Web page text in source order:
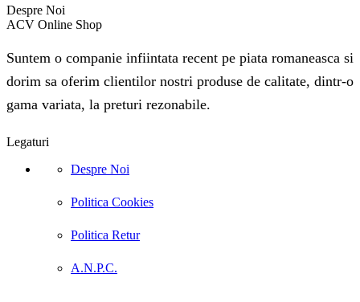
Despre Noi
ACV Online Shop
Suntem o companie infiintata recent pe piata romaneasca si
dorim sa oferim clientilor nostri produse de calitate, dintr-o
gama variata, la preturi rezonabile.
Legaturi
Despre Noi
Politica Cookies
Politica Retur
A.N.P.C.